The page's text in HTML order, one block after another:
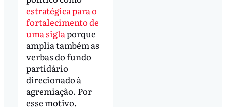
estratégica para o
fortalecimento de
uma siglaporque
amplia também as
verbas do fundo
partidário
direcionado à
agremiação. Por
esse motivo,